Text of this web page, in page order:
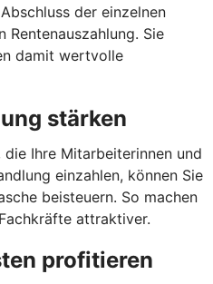
der einzelnen
Sie
damit wertvolle
stärken
Ihre Mitarbeiterinnen und
einzahlen, können Sie
beisteuern. So machen
attraktiver.
profitieren